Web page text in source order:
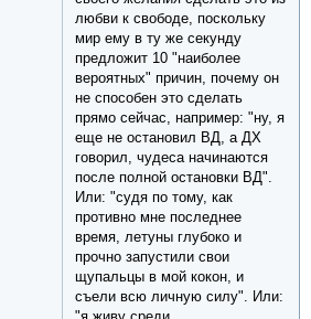
любви к свободе, поскольку
мир ему в ту же секунду
предложит 10 "наиболее
вероятных" причин, почему он
не способен это сделать
прямо сейчас, например: "ну, я
еще не остановил ВД, а ДХ
говорил, чудеса начинаются
после полной остановки ВД".
Или: "судя по тому, как
противно мне последнее
время, летуны глубоко и
прочно запустили свои
щупальцы в мой кокон, и
съели всю личную силу". Или: